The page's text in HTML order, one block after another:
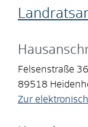
Felsenstraße 36
89518
Zur